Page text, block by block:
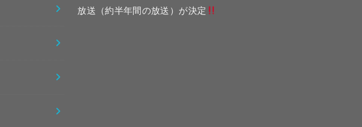
放送（約半年間の放送）が決定